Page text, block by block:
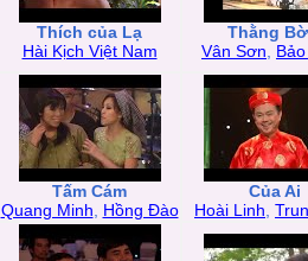
Thích của Lạ
Hài Kịch Việt Nam
Thằng
Vân Sơn
Tấm Cám
Quang Minh
Hồng Đào
Của Ai
Hoài Linh